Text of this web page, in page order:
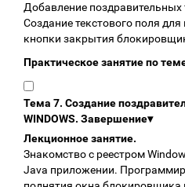
Добавление поздравительных
Создание текстового поля
кнопки закрытия
Практическое занятие по
Тема 7. Создание
WINDOWS. Завершение▾
Лекционное занятие.
Знакомство с реестром
Java приложении.